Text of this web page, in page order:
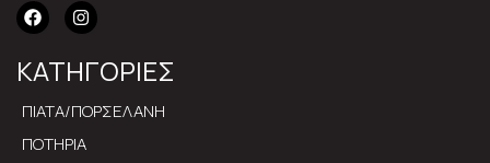
ΚΑΤΗΓΟΡΙΕΣ
ΠΙΑΤΑ/ΠΟΡΣΕΛΑΝΗ
ΠΟΤΗΡΙΑ